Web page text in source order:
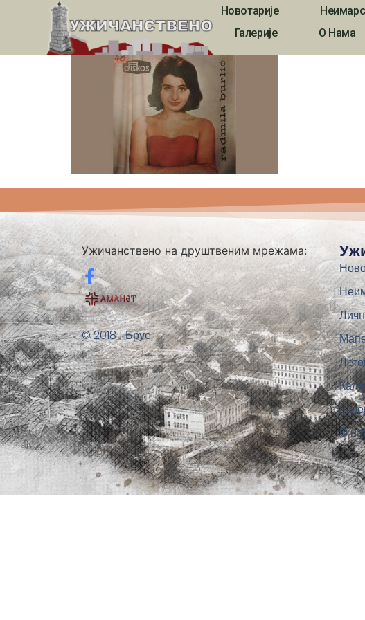
Новотарије
Галерије
О Нама
00203
Ужичанствено на друштвеним мрежама:
© 2018 | Бруе
О